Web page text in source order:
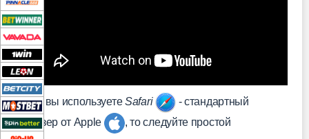
Если вы используетеSafari
- стандартный
браузер от Apple
, то следуйте простой